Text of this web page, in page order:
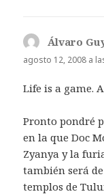
Álvaro
agosto 12, 2008 a
Life is a game.
Pronto pondré
en la que Doc
Zyanya y la
también será
templos de